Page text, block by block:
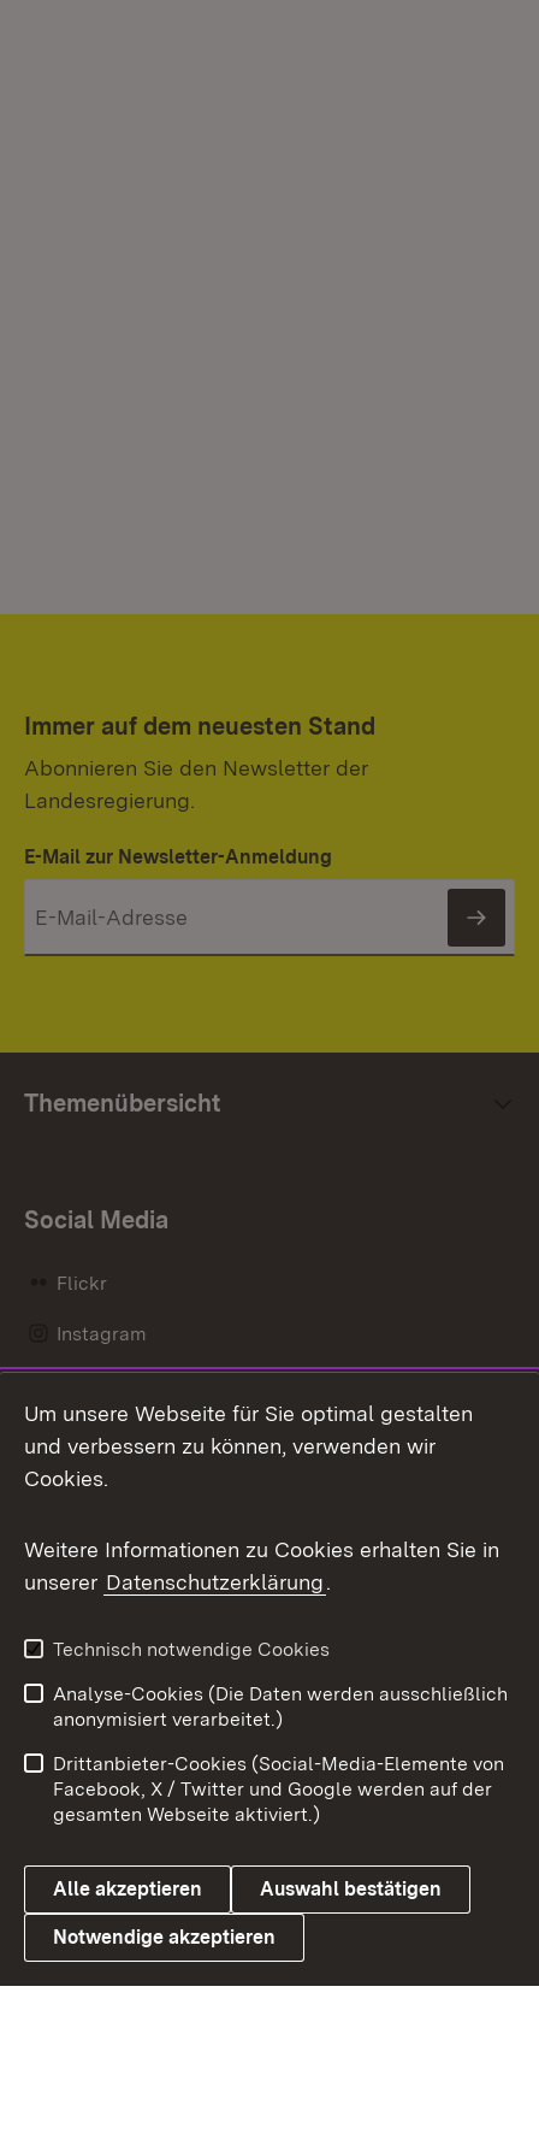
Immer auf dem neuesten Stand
Abonnieren Sie den Newsletter der
Landesregierung.
E-Mail zur Newsletter-Anmeldung
Themenübersicht
Social Media
Flickr
Instagram
Mastodon
Messenger
Social Wall
X / Twitter
Youtube
Link zum Landesportal
Benutzungshinweise
Barrierefreiheit
Datenschutz
Cookies
Um unsere Webseite für Sie optimal gestalten
und verbessern zu können, verwenden wir
Cookies.
Weitere Informationen zu Cookies erhalten Sie in
unserer Datenschutzerklärung.
Technisch notwendige Cookies
Analyse-Cookies (Die Daten werden ausschließlich
anonymisiert verarbeitet.)
Drittanbieter-Cookies (Social-Media-Elemente von
Facebook, X / Twitter und Google werden auf der
gesamten Webseite aktiviert.)
Alle akzeptieren Auswahl bestätigen
Notwendige akzeptieren